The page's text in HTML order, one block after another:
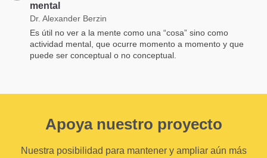
mental
Dr. Alexander Berzin
Es útil no ver a la mente como una “cosa” sino como
actividad mental, que ocurre momento a momento y que
puede ser conceptual o no conceptual.
Apoya nuestro proyecto
Nuestra posibilidad para mantener y ampliar aún más